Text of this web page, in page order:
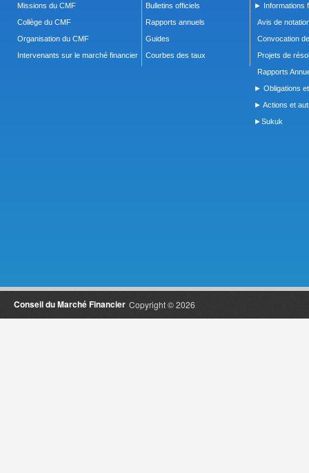
Missions du CMF
Collège du CMF
Organisation du CMF
Intervenants sur le marché financier
Bulletins officiels
Rapports annuels
Guides
Courbes des taux
► Informations
Avis de
Convocation
Projets de
Rapports
► Obligations
► Actions et
►Sukuk
Copyright © 2026
Conseil du Marché Financier